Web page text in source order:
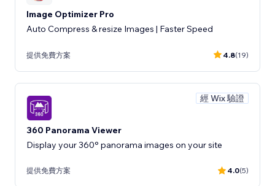
Image Optimizer Pro
Auto Compress & resize Images | Faster Speed
提供免費方案 4.8(19)
經 Wix 驗證
360 Panorama Viewer
Display your 360° panorama images on your site
提供免費方案 4.0(5)